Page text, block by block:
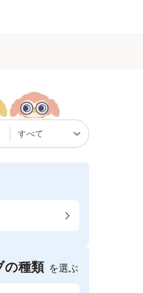
の種類 を選ぶ